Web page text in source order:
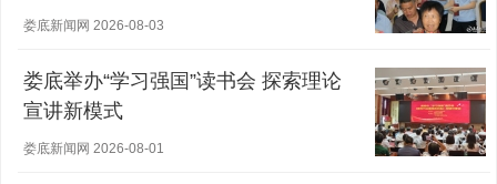
娄底新闻网 2026-08-03
娄底举办“学习强国”读书会 探索理论
宣讲新模式
娄底新闻网 2026-08-01